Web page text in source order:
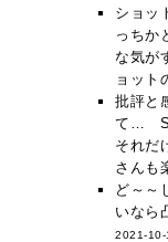
ショッ
っちか
な気が
ョット
批評と
て… SP
それだ
さんも
ど～～
いなら
2021-10-